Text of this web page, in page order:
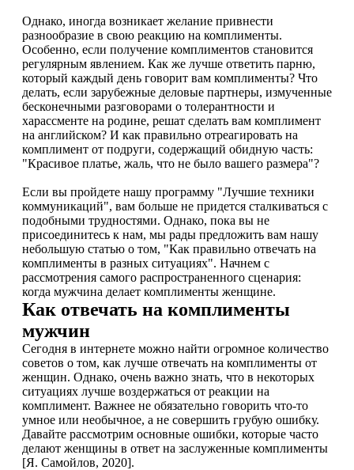
Однако, иногда возникает желание привнести
разнообразие в свою реакцию на комплименты.
Особенно, если получение комплиментов становится
регулярным явлением. Как же лучше ответить парню,
который каждый день говорит вам комплименты? Что
делать, если зарубежные деловые партнеры, измученные
бесконечными разговорами о толерантности и
харассменте на родине, решат сделать вам комплимент
на английском? И как правильно отреагировать на
комплимент от подруги, содержащий обидную часть:
"Красивое платье, жаль, что не было вашего размера"?
Если вы пройдете нашу программу "Лучшие техники
коммуникаций", вам больше не придется сталкиваться с
подобными трудностями. Однако, пока вы не
присоединитесь к нам, мы рады предложить вам нашу
небольшую статью о том, "Как правильно отвечать на
комплименты в разных ситуациях". Начнем с
рассмотрения самого распространенного сценария:
когда мужчина делает комплименты женщине.
Как отвечать на комплименты
мужчин
Сегодня в интернете можно найти огромное количество
советов о том, как лучше отвечать на комплименты от
женщин. Однако, очень важно знать, что в некоторых
ситуациях лучше воздержаться от реакции на
комплимент. Важнее не обязательно говорить что-то
умное или необычное, а не совершить грубую ошибку.
Давайте рассмотрим основные ошибки, которые часто
делают женщины в ответ на заслуженные комплименты
[Я. Самойлов, 2020].